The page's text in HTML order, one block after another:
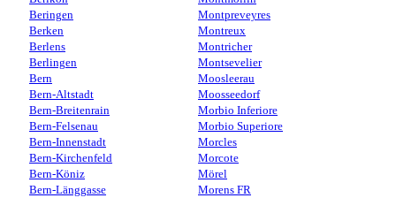
Beringen
Berken
Berlens
Berlingen
Bern
Bern-Altstadt
Bern-Breitenrain
Bern-Felsenau
Bern-Innenstadt
Bern-Kirchenfeld
Bern-Köniz
Bern-Länggasse
Montpreveyres
Montreux
Montricher
Montsevelier
Moosleerau
Moosseedorf
Morbio Inferiore
Morbio Superiore
Morcles
Morcote
Mörel
Morens FR